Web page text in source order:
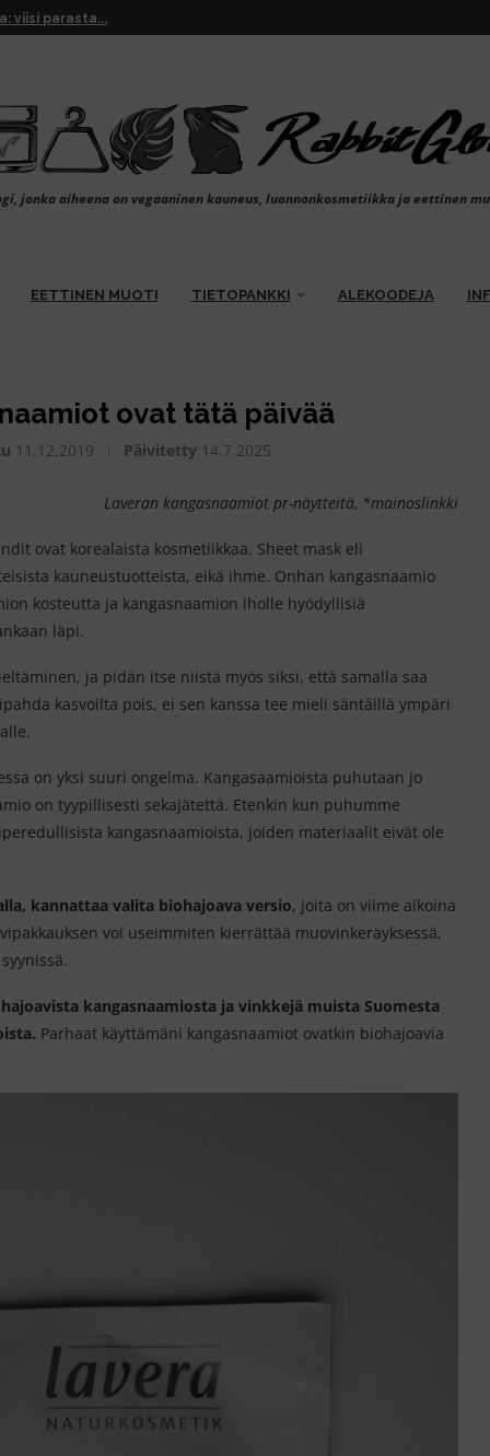
Cosmetics ja INIKA...
jonka aiheena on vegaaninen kauneus, luonnonkosmetiikka ja eettinen
EETTINEN MUOTI TIETOPANKKI ALEKOODEJA
ovat tätä päivää
11.12.2019 Päivitetty 14.7.2025
Laveran kangasnaamiot pr-näytteitä, *mainoslinkki
ovat korealaista kosmetiikkaa. Sheet mask eli
kauneustuotteista, eikä ihme. Onhan kangasnaamio
kosteutta ja kangasnaamion iholle hyödyllisiä
läpi.
ja pidän itse niistä myös siksi, että samalla saa
kasvoilta pois, ei sen kanssa tee mieli säntäillä ympäri
on yksi suuri ongelma. Kangasaamioista puhutaan jo
on tyypillisesti sekajätettä. Etenkin kun puhumme
kangasnaamioista, joiden materiaalit eivät ole
kannattaa valita biohajoava versio, joita on viime aikoina
voi useimmiten kierrättää muovinkeräyksessä,
kangasnaamiosta ja vinkkejä muista Suomesta
Parhaat käyttämäni kangasnaamiot ovatkin biohajoavia